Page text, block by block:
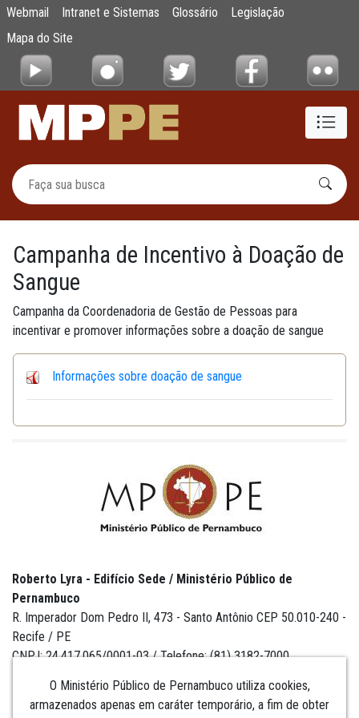
Pular para o Conteúdo principal
Campanha de Incentivo à Doação de
Webmail Intranet e Sistemas Glossário
Legislação
Mapa do Site
Campanha de Incentivo à Doação de
Sangue
Campanha da Coordenadoria de Gestão de Pessoas para
incentivar e promover informações sobre a doação de sangue
Informações sobre doação de sangue
O Ministério Público de Pernambuco utiliza cookies,
armazenados apenas em caráter temporário, a fim de obter
Roberto Lyra - Edifício Sede / Ministério Público de
Pernambuco
R. Imperador Dom Pedro II, 473 - Santo Antônio CEP 50.010-240 -
Recife / PE
CNPJ: 24.417.065/0001-03 / Telefone: (81) 3182-7000